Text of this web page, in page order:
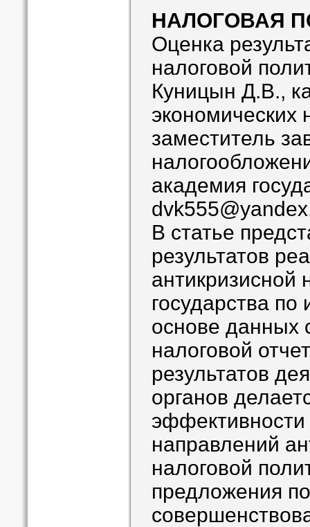
НАЛОГОВАЯ
Оценка
налоговой
Куницын Д.В.,
экономических
заместитель
академия
В статье
результатов
антикризисной
государства по
основе данных
налоговой
результатов
органов
направлений
налоговой
предложения